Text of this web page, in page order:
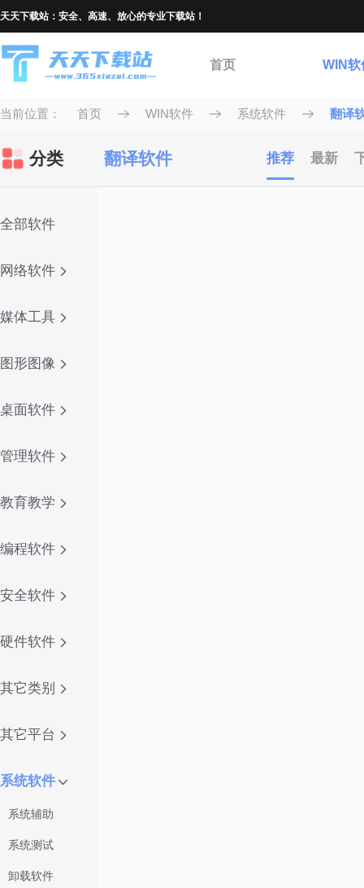
天天下载站：安全、高速、放心的专业下载站！
首页 WIN软
当前位置： 首页 WIN软件 系统软件 翻译
分类 翻译软件 推荐 最新
全部软件
网络软件
媒体工具
图形图像
桌面软件
管理软件
教育教学
编程软件
安全软件
硬件软件
其它类别
其它平台
系统软件
系统辅助
系统测试
卸载软件